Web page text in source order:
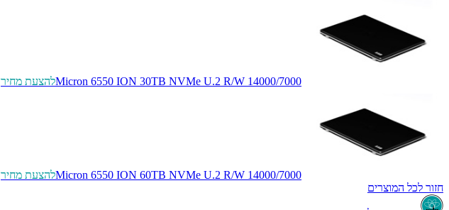
Micron 6550 ION 30TB NVMe U.2 R/W 14000/7000להצעת מחיר
Micron 6550 ION 60TB NVMe U.2 R/W 14000/7000להצעת מחיר
חזור לכל המוצרים